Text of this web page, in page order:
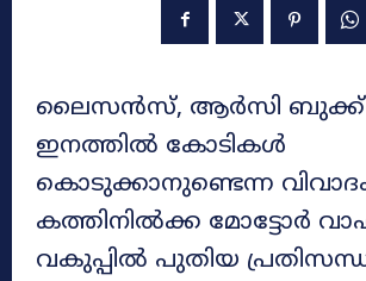
ലൈസന്‍സ്, ആര്‍സി ബുക്ക്
ഇനത്തിൽ കോടികള്‍
കൊടുക്കാനുണ്ടെന്ന
കത്തിനില്‍ക്ക മോട്ടോർ
വകുപ്പിൽ പുതിയ